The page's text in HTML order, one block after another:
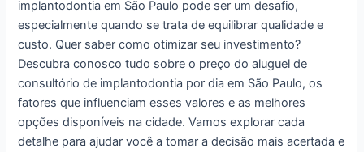
implantodontia em São Paulo pode ser um desafio,
especialmente quando se trata de equilibrar qualidade e
custo. Quer saber como otimizar seu investimento?
Descubra conosco tudo sobre o preço do aluguel de
consultório de implantodontia por dia em São Paulo, os
fatores que influenciam esses valores e as melhores
opções disponíveis na cidade. Vamos explorar cada
detalhe para ajudar você a tomar a decisão mais acertada e